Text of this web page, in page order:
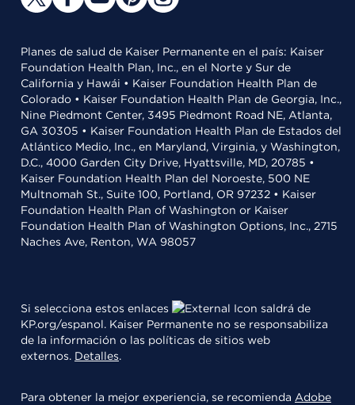
Planes de salud de Kaiser Permanente en el país: Kaiser
Foundation Health Plan, Inc., en el Norte y Sur de
California y Hawái • Kaiser Foundation Health Plan de
Colorado • Kaiser Foundation Health Plan de Georgia, Inc.,
Nine Piedmont Center, 3495 Piedmont Road NE, Atlanta,
GA 30305 • Kaiser Foundation Health Plan de Estados del
Atlántico Medio, Inc., en Maryland, Virginia, y Washington,
D.C., 4000 Garden City Drive, Hyattsville, MD, 20785 •
Kaiser Foundation Health Plan del Noroeste, 500 NE
Multnomah St., Suite 100, Portland, OR 97232 • Kaiser
Foundation Health Plan of Washington or Kaiser
Foundation Health Plan of Washington Options, Inc., 2715
Naches Ave, Renton, WA 98057
Si selecciona estos enlaces
saldrá de
KP.org/espanol. Kaiser Permanente no se responsabiliza
de la información o las políticas de sitios web
externos. Detalles.
Para obtener la mejor experiencia, se recomienda Adobe